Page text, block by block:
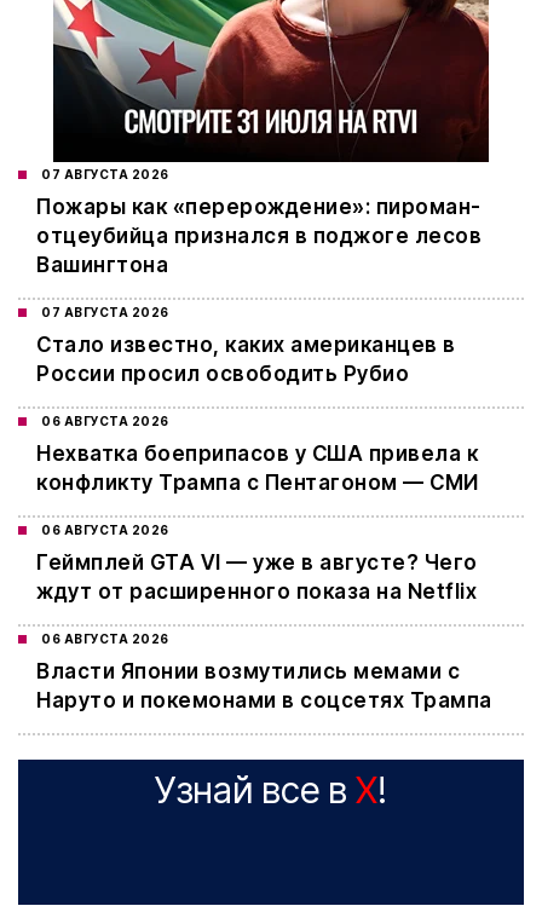
07 АВГУСТА 2026
Пожары как «перерождение»: пироман-
отцеубийца признался в поджоге лесов
Вашингтона
07 АВГУСТА 2026
Стало известно, каких американцев в
России просил освободить Рубио
06 АВГУСТА 2026
Нехватка боеприпасов у США привела к
конфликту Трампа с Пентагоном — СМИ
06 АВГУСТА 2026
Геймплей GTA VI — уже в августе? Чего
ждут от расширенного показа на Netflix
06 АВГУСТА 2026
Власти Японии возмутились мемами с
Наруто и покемонами в соцсетях Трампа
Узнай все в X!